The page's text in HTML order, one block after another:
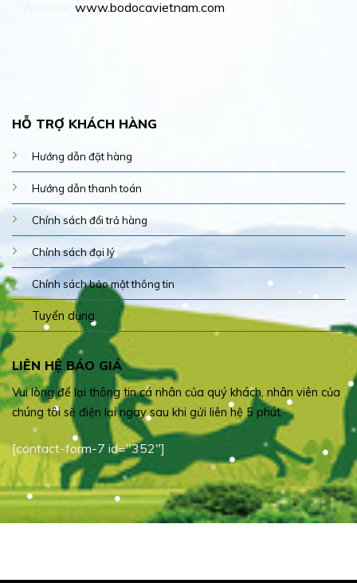
www.bodocavietnam.com
HỖ TRỢ KHÁCH HÀNG
Hướng dẫn đặt hàng
Hướng dẫn thanh toán
Chính sách đổi trả hàng
Chính sách đại lý
Chính sách bảo mật thông tin
Tuyển dụng
LIÊN HỆ BÁO GIÁ
Vui lòng để lại thông tin cá nhân của quý khách, nhân viên của
chúng tôi sẽ điện lại ngay sau khi gửi liên hệ 5 phút.
[contact-form-7 id="352"]